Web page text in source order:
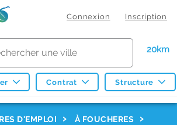
Connexion Inscription
20km
Contrat Structure
D'EMPLOI À FOUCHERES